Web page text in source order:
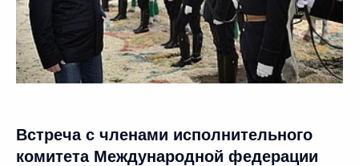
Встреча с членами исполнительного
комитета Международной федерации